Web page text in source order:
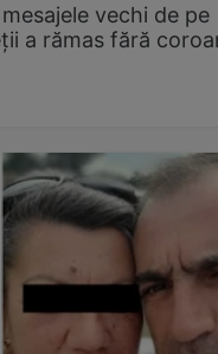
vechi de pe
a rămas fără